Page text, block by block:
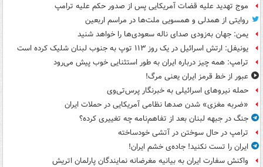
موج تهدید علیه قضات آمریکایی پس از صدور حکم علیه ترامپ
روایتی از همدلی و همسویی ملت‌ها در مراسم اربعین
یمن: جهان به‌زودی صدای ناله سعودی‌ها را خواهد شنید
یونیفل: ارتش اسرائیل در یک روز ۱۱۳ توپ به جنوب لبنان شلیک کرده است
ترامپ: همه چیز درباره ایران به طور استثنایی خوب پیش می‌رود
عبور از خط قرمز ایران یعنی مرگ!
حمله نیروهای اسرائیلی به خبرنگار پرس‌تی‌وی
«ضربه مغزی» شدن صدها نظامی آمریکایی در حملات ایران
جنگ در جبهه لبنان بعد از تفاهم‌نامه چه تغییری کرده؟
ترامپ در حال سوختن در آتشی خودساخته
ایران را تست نکنید! جاده‌ی خشم ایران!
واکنش سفارت ایران به بیانیه مغرضانه نمایندگان پارلمان اتریش